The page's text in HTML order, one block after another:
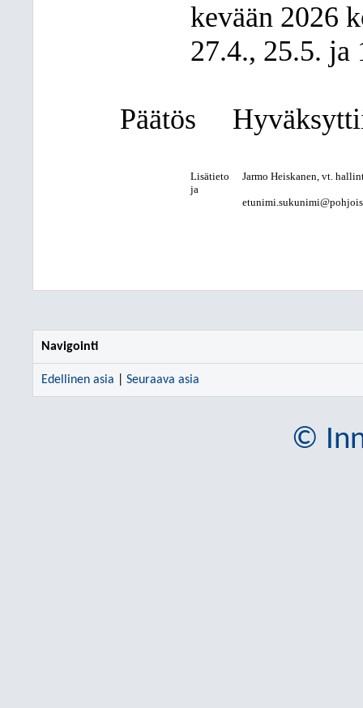
kevään 2026
27.4., 25.5. ja
Päätös
Lisätieto
ja
Jarmo Heiskanen, vt.
Navigointi
Edellinen asia Seuraava asia
©